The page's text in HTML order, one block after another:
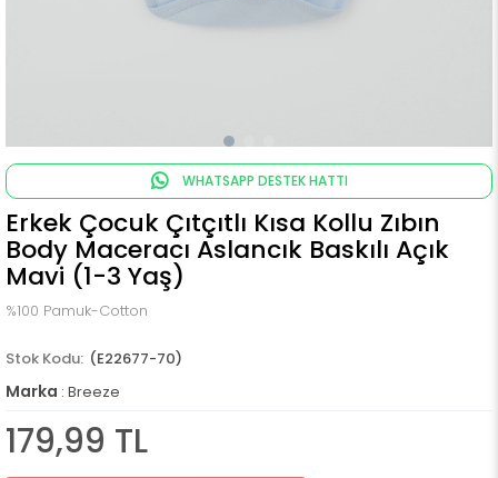
WHATSAPP DESTEK HATTI
Erkek Çocuk Çıtçıtlı Kısa Kollu Zıbın
Body Maceracı Aslancık Baskılı Açık
Mavi (1-3 Yaş)
%100 Pamuk-Cotton
(E22677-70)
Marka : Breeze
179,99 TL